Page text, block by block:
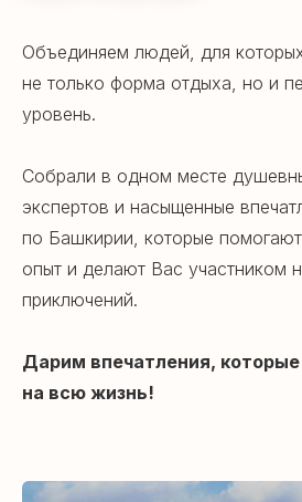
Объединяем людей, для
не только форма отдыха, но и
уровень.
Собрали в одном месте
экспертов и насыщенные
по Башкирии, которые
опыт и делают Вас участником
приключений.
Дарим впечатления,
на всю жизнь!